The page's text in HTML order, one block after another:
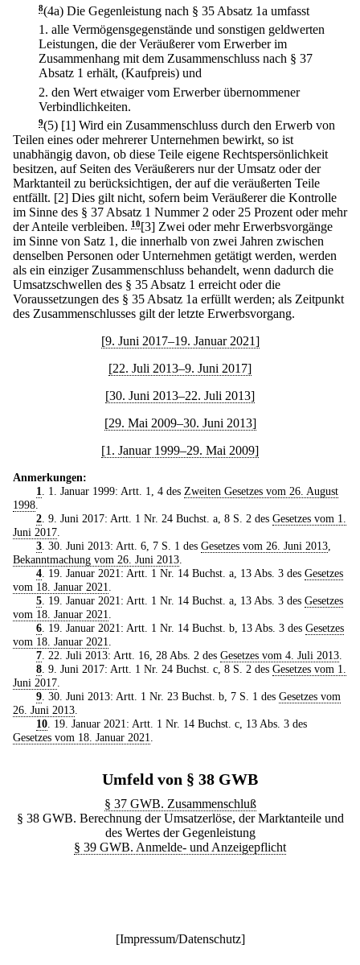
8(4a) Die Gegenleistung nach § 35 Absatz 1a umfasst
1. alle Vermögensgegenstände und sonstigen geldwerten
Leistungen, die der Veräußerer vom Erwerber im
Zusammenhang mit dem Zusammenschluss nach § 37
Absatz 1 erhält, (Kaufpreis) und
2. den Wert etwaiger vom Erwerber übernommener
Verbindlichkeiten.
9(5) [1] Wird ein Zusammenschluss durch den Erwerb von
Teilen eines oder mehrerer Unternehmen bewirkt, so ist
unabhängig davon, ob diese Teile eigene Rechtspersönlichkeit
besitzen, auf Seiten des Veräußerers nur der Umsatz oder der
Marktanteil zu berücksichtigen, der auf die veräußerten Teile
entfällt. [2] Dies gilt nicht, sofern beim Veräußerer die Kontrolle
im Sinne des § 37 Absatz 1 Nummer 2 oder 25 Prozent oder mehr
der Anteile verbleiben. 10[3] Zwei oder mehr Erwerbsvorgänge
im Sinne von Satz 1, die innerhalb von zwei Jahren zwischen
denselben Personen oder Unternehmen getätigt werden, werden
als ein einziger Zusammenschluss behandelt, wenn dadurch die
Umsatzschwellen des § 35 Absatz 1 erreicht oder die
Voraussetzungen des § 35 Absatz 1a erfüllt werden; als Zeitpunkt
des Zusammenschlusses gilt der letzte Erwerbsvorgang.
[9. Juni 2017–19. Januar 2021]
[22. Juli 2013–9. Juni 2017]
[30. Juni 2013–22. Juli 2013]
[29. Mai 2009–30. Juni 2013]
[1. Januar 1999–29. Mai 2009]
Anmerkungen:
1
. 1. Januar 1999: Artt. 1, 4 des Zweiten Gesetzes vom 26. August
1998
2. 9. Juni 2017: Artt. 1 Nr. 24 Buchst. a, 8 S. 2 des Gesetzes vom 1.
Juni 2017
3. 30. Juni 2013: Artt. 6, 7 S. 1 des Gesetzes vom 26. Juni 2013,
Bekanntmachung vom 26. Juni 2013
4. 19. Januar 2021: Artt. 1 Nr. 14 Buchst. a, 13 Abs. 3 des Gesetzes
vom 18. Januar 2021
5. 19. Januar 2021: Artt. 1 Nr. 14 Buchst. a, 13 Abs. 3 des Gesetzes
vom 18. Januar 2021
6. 19. Januar 2021: Artt. 1 Nr. 14 Buchst. b, 13 Abs. 3 des Gesetzes
vom 18. Januar 2021
7. 22. Juli 2013: Artt. 16, 28 Abs. 2 des Gesetzes vom 4. Juli 2013.
8. 9. Juni 2017: Artt. 1 Nr. 24 Buchst. c, 8 S. 2 des Gesetzes vom 1.
Juni 2017
9. 30. Juni 2013: Artt. 1 Nr. 23 Buchst. b, 7 S. 1 des Gesetzes vom
26. Juni 2013
10. 19. Januar 2021: Artt. 1 Nr. 14 Buchst. c, 13 Abs. 3 des
Gesetzes vom 18. Januar 2021
Umfeld von § 38 GWB
§ 37 GWB. Zusammenschluß
§ 38 GWB. Berechnung der Umsatzerlöse, der Marktanteile und
des Wertes der Gegenleistung
§ 39 GWB. Anmelde- und Anzeigepflicht
[Impressum/Datenschutz]